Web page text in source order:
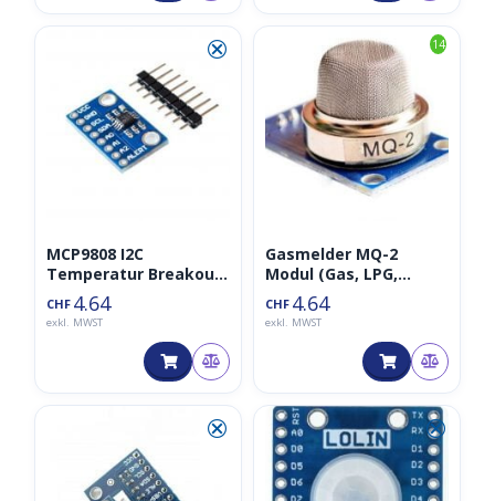
⮿
MCP9808 I2C
Temperatur Breakout
Module
CHF 4.64
exkl. MWST
14
Gasmelder MQ-2
Modul (Gas, LPG,
Propan, Butan,
Wasserstoff)
CHF 4.64
exkl. MWST
⮿ ⮿